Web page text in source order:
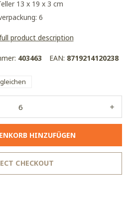
13 x 19 x 3 cm
6
product description
403463 EAN: 8719214120238
HINZUFÜGEN
CHECKOUT